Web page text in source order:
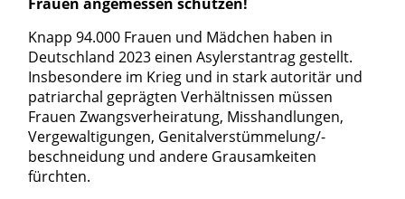
Knapp 94.000 Frauen und Mädchen haben in
Deutschland 2023 einen Asylerstantrag gestellt.
Insbesondere im Krieg und in stark autoritär und
patriarchal geprägten Verhältnissen müssen
Frauen Zwangsverheiratung, Misshandlungen,
Vergewaltigungen, Genitalverstümmelung/-
beschneidung und andere Grausamkeiten
fürchten.